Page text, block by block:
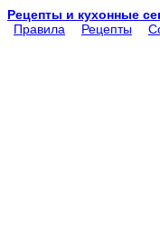
Рецепты и кухонные
Правила
Рецепты